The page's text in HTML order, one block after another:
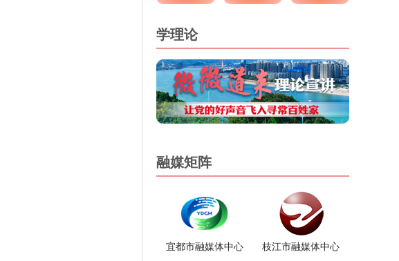
学理论
融媒矩阵
宜都市融媒体中心 枝江市融媒体中心